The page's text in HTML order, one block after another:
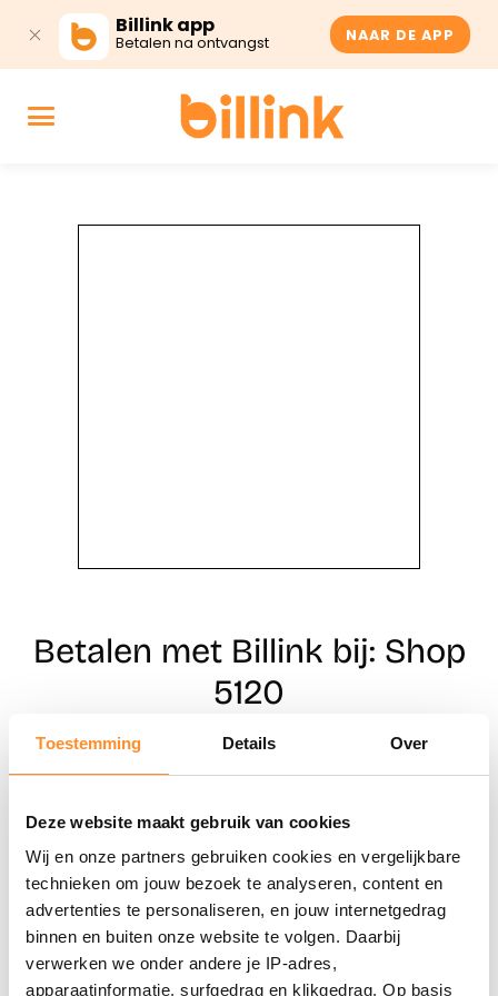
Toestemming Details Over
Deze website maakt gebruik van cookies
Wij en onze partners gebruiken cookies en vergelijkbare
technieken om jouw bezoek te analyseren, content en
advertenties te personaliseren, en jouw internetgedrag
binnen en buiten onze website te volgen. Daarbij
verwerken we onder andere je IP-adres,
apparaatinformatie, surfgedrag en klikgedrag. Op basis
Billink app
Betalen na ontvangst NAAR DE APP
Betalen met Billink bij: Shop
5120
Naar winkels